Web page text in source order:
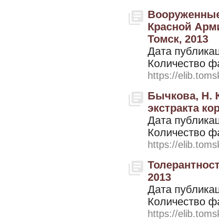
Красной
Томск, 2013
Дата
Количество
https://
Бычкова, Н.
экстракта
Дата
Количество
https://
2013
Дата
Количество
https://